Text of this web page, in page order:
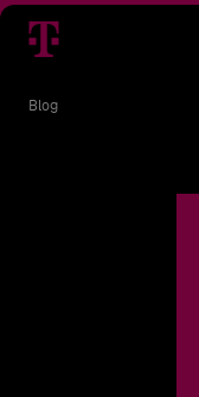
Blog